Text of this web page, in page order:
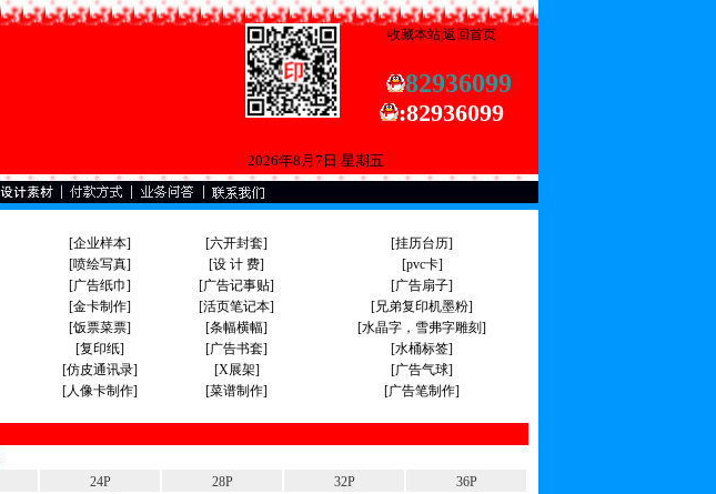
收藏本站返回首页
82936099
:82936099
2026年8月7日 星期五
[企业样本] [六开封套]
[挂历台历]
[喷绘写真] [设 计 费]
[pvc卡]
[广告纸巾] [广告记事贴]
[广告扇子]
[金卡制作] [活页笔记本]
[兄弟复印机墨粉]
[饭票菜票] [条幅横幅]
[水晶字，雪弗字雕刻]
[复印纸] [广告书套]
[水桶标签]
[仿皮通讯录] [X展架]
[广告气球]
[人像卡制作] [菜谱制作]
[广告笔制作]
24P 28P 32P
36P